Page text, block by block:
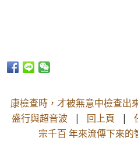
康檢查時，才被無意中檢查出
盛行與超音波 | 回上頁 |
宗千百 年來流傳下來